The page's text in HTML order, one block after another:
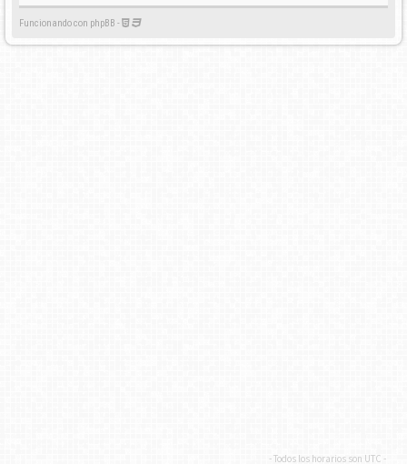
Funcionando con phpBB -
- Todos los horarios son UTC -